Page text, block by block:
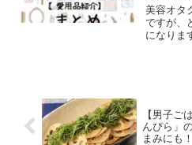
美容オタ
ですが、
になりま
【男子ご
んぴら」
まみにも